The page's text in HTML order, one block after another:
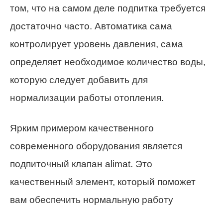
том, что на самом деле подпитка требуется
достаточно часто. Автоматика сама
контролирует уровень давления, сама
определяет необходимое количество воды,
которую следует добавить для
нормализации работы отопления.
Ярким примером качественного
современного оборудования является
подпиточный клапан alimat. Это
качественный элемент, который поможет
вам обеспечить нормальную работу